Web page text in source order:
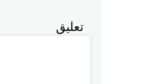
تعليق